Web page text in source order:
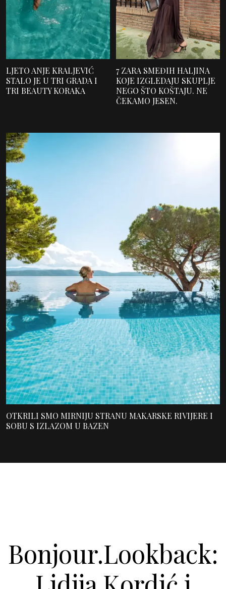
LJETO ANJE KRALJEVIĆ
STALO JE U TRI GRADA I
TRI BEAUTY KORAKA
7 ZARA SMEĐIH HALJINA
KOJE IZGLEDAJU SKUPLJE
NEGO ŠTO KOŠTAJU. NE
ČEKAMO JESEN.
OTKRILI SMO MIRNIJU STRANU MAKARSKE RIVIJERE I
SOBU S IZLAZOM U BAZEN
Bonjour.Lookback: